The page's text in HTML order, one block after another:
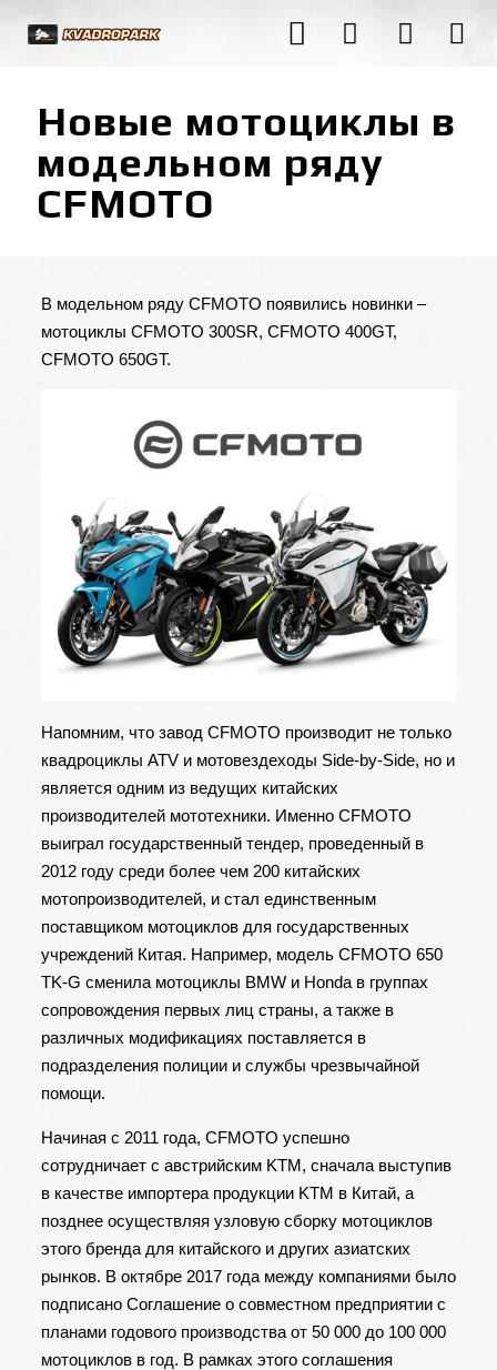
Новые мотоциклы в
модельном ряду
CFMOTO
В модельном ряду CFMOTO появились новинки –
мотоциклы CFMOTO 300SR, CFMOTO 400GT,
CFMOTO 650GT.
Напомним, что завод CFMOTO производит не только
квадроциклы ATV и мотовездеходы Side-by-Side, но и
является одним из ведущих китайских
производителей мототехники. Именно CFMOTO
выиграл государственный тендер, проведенный в
2012 году среди более чем 200 китайских
мотопроизводителей, и стал единственным
поставщиком мотоциклов для государственных
учреждений Китая. Например, модель CFMOTO 650
TK-G сменила мотоциклы BMW и Honda в группах
сопровождения первых лиц страны, а также в
различных модификациях поставляется в
подразделения полиции и службы чрезвычайной
помощи.
Начиная с 2011 года, CFMOTO успешно
сотрудничает с австрийским KTM, сначала выступив
в качестве импортера продукции KTM в Китай, а
позднее осуществляя узловую сборку мотоциклов
этого бренда для китайского и других азиатских
рынков. В октябре 2017 года между компаниями было
подписано Соглашение о совместном предприятии с
планами годового производства от 50 000 до 100 000
мотоциклов в год. В рамках этого соглашения